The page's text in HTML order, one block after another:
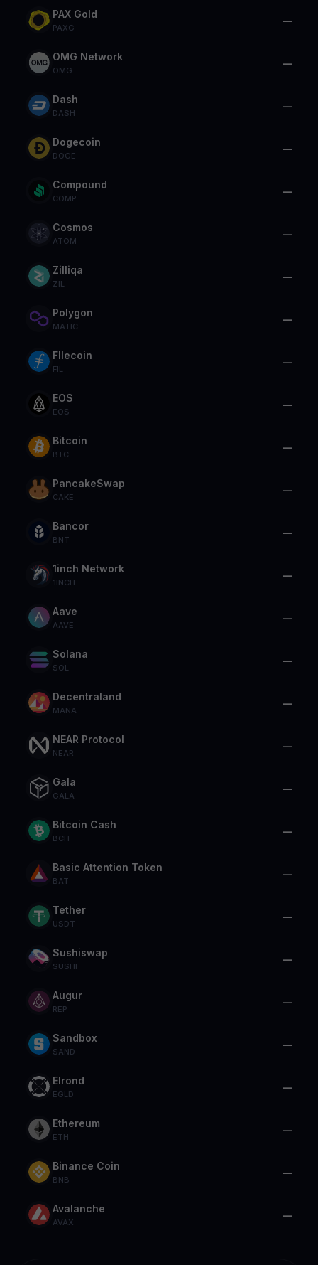
PAX Gold
PAXG
—
OMG Network
OMG
—
Dash
DASH
—
Dogecoin
DOGE
—
Compound
COMP
—
Cosmos
ATOM
—
Zilliqa
ZIL
—
Polygon
MATIC
—
FIlecoin
FIL
—
EOS
EOS
—
Bitcoin
BTC
—
PancakeSwap
CAKE
—
Bancor
BNT
—
1inch Network
1INCH
—
Aave
AAVE
—
Solana
SOL
—
Decentraland
MANA
—
NEAR Protocol
NEAR
—
Gala
GALA
—
Bitcoin Cash
BCH
—
Basic Attention Token
BAT
—
Tether
USDT
—
Sushiswap
SUSHI
—
Augur
REP
—
Sandbox
SAND
—
Elrond
EGLD
—
Ethereum
ETH
—
Binance Coin
BNB
—
Avalanche
AVAX
—